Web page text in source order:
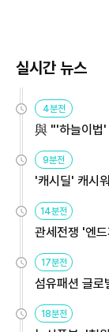
실시간 뉴스
4분전
與 "'하늘이법'
9분전
'캐시딜' 캐시
14분전
관세전쟁 '엔
용해야
17분전
섬유패션 글
원
18분전